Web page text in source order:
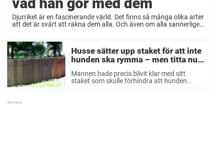
Djurriket är en fascinerande värld. Det finns så många olika arter
att det är svårt att räkna dem alla. Och även om alla sannerligen
Husse sätter upp staket för att inte
hunden ska rymma – men titta nu
Mannen hade precis blivit klar med sitt
staket som skulle förhindra att hunden